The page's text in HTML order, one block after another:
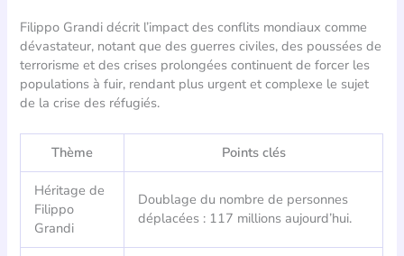
Filippo Grandi décrit l’impact des conflits mondiaux comme
dévastateur, notant que des guerres civiles, des poussées de
terrorisme et des crises prolongées continuent de forcer les
populations à fuir, rendant plus urgent et complexe le sujet
de la crise des réfugiés.
Thème Points clés
Héritage de
Filippo
Grandi
Doublage du nombre de personnes
déplacées : 117 millions aujourd’hui.